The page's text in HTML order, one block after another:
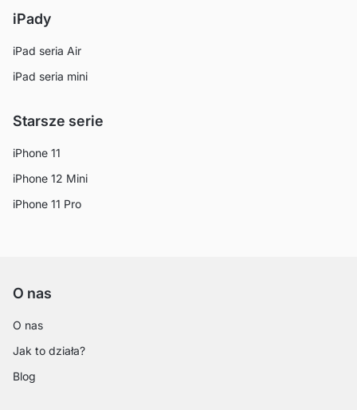
iPady
iPad seria Air
iPad seria mini
Starsze serie
iPhone 11
iPhone 12 Mini
iPhone 11 Pro
O nas
O nas
Jak to działa?
Blog